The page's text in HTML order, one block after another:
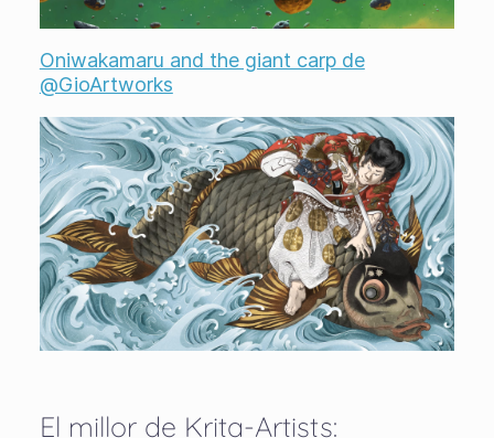
Oniwakamaru and the giant carp de
@GioArtworks
El millor de Krita-Artists: